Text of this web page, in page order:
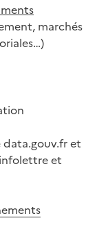
marchés
data.gouv.fr et
et